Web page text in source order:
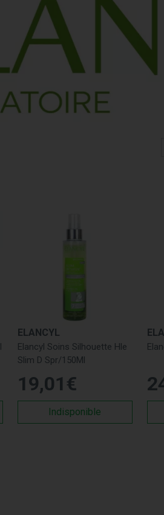
ELANCYL
Elancyl Soins Silhouette Hle
Slim D Spr/150Ml
19,01 €
Indisponible